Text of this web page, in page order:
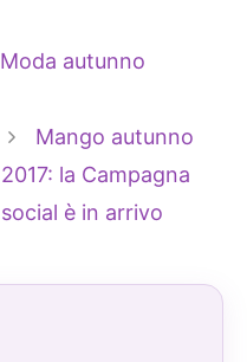
Moda autunno
Mango autunno
2017: la Campagna
social è in arrivo